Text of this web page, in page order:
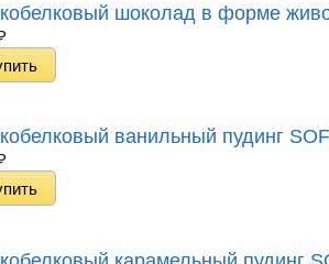
шоколад в форме
ванильный пудинг